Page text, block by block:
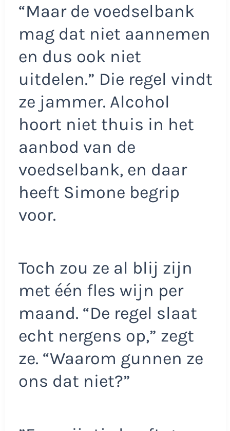
“Maar de voedselbank
mag dat niet aannemen
en dus ook niet
uitdelen.” Die regel vindt
ze jammer. Alcohol
hoort niet thuis in het
aanbod van de
voedselbank, en daar
heeft Simone begrip
voor.
Toch zou ze al blij zijn
met één fles wijn per
maand. “De regel slaat
echt nergens op,” zegt
ze. “Waarom gunnen ze
ons dat niet?”